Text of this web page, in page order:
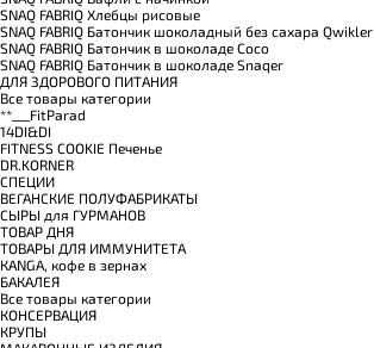
SNAQ FABRIQ Хлебцы рисовые
SNAQ FABRIQ Батончик шоколадный без сахара Qwikler
SNAQ FABRIQ Батончик в шоколаде Coco
SNAQ FABRIQ Батончик в шоколаде Snaqer
ДЛЯ ЗДОРОВОГО ПИТАНИЯ
Все товары категории
**___FitParad
14DI&DI
FITNESS COOKIE Печенье
DR.KORNER
СПЕЦИИ
ВЕГАНСКИЕ ПОЛУФАБРИКАТЫ
СЫРЫ для ГУРМАНОВ
TОВАР ДНЯ
TОВАРЫ ДЛЯ ИММУНИТЕТА
КANGA, кофе в зернах
БАКАЛЕЯ
Все товары категории
КОНСЕРВАЦИЯ
КРУПЫ